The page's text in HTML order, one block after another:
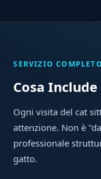
SERVIZIO COMPLETO
Cosa
Ogni visita del cat
attenzione. Non è
professionale
gatto.